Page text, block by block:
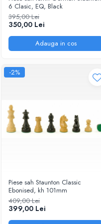
DGT
Finaluri
Instruire Generala
Instruire Generala
Lemn De Boxwood
Lemn De Carpen (hornbeam)
Piese de sah DGT
Piese De Sah Tematice Din
Piese sah electronice
Piese sah electronice
6 Clasic, EQ, Black
395,00 Lei
350,00 Lei
Adauga in cos
-2%
Piese sah Staunton Classic
Ebonised, kh 101mm
409,00 Lei
399,00 Lei